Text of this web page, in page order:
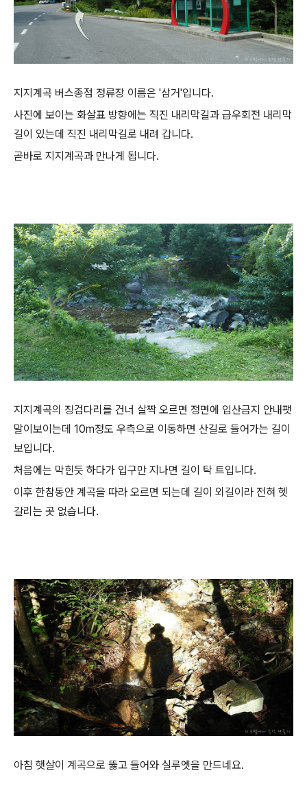
지지계곡 버스종점 정류장 이름은 '삼거'입니다.
사진에 보이는 화살표 방향에는 직진 내리막길과 급우회전 내리막
길이 있는데 직진 내리막길로 내려 갑니다.
곧바로 지지계곡과 만나게 됩니다.
지지계곡의 징검다리를 건너 살짝 오르면 정면에 입산금지 안내팻
말이보이는데 10m정도 우측으로 이동하면 산길로 들어가는 길이
보입니다.
처음에는 막힌듯 하다가 입구만 지나면 길이 탁 트입니다.
이후 한참동안 계곡을 따라 오르면 되는데 길이 외길이라 전혀 헷
갈리는 곳 없습니다.
아침 햇살이 계곡으로 뚫고 들어와 실루엣을 만드네요.